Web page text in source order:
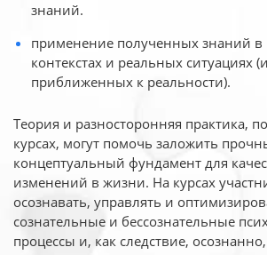
знаний.
применение полученных знаний в
контекстах и реальных ситуациях
приближенных к реальности).
Теория и разносторонняя практика,
курсах, могут помочь заложить
концептуальный фундамент для
изменений в жизни. На курсах
осознавать, управлять и
сознательные и бессознательные
процессы и, как следствие,